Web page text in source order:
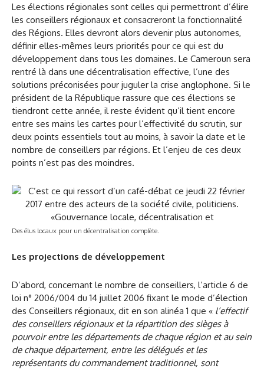
Les élections régionales sont celles qui permettront d’élire
les conseillers régionaux et consacreront la fonctionnalité
des Régions. Elles devront alors devenir plus autonomes,
définir elles-mêmes leurs priorités pour ce qui est du
développement dans tous les domaines. Le Cameroun sera
rentré là dans une décentralisation effective, l’une des
solutions préconisées pour juguler la crise anglophone. Si le
président de la République rassure que ces élections se
tiendront cette année, il reste évident qu’il tient encore
entre ses mains les cartes pour l’effectivité du scrutin, sur
deux points essentiels tout au moins, à savoir la date et le
nombre de conseillers par régions. Et l’enjeu de ces deux
points n’est pas des moindres.
Des élus locaux pour un décentralisation complète.
Les projections de développement
D’abord, concernant le nombre de conseillers, l’article 6 de
loi n° 2006/004 du 14 juillet 2006 fixant le mode d’élection
des Conseillers régionaux, dit en son alinéa 1 que « l’effectif
des conseillers régionaux et la répartition des sièges à
pourvoir entre les départements de chaque région et au sein
de chaque département, entre les délégués et les
représentants du commandement traditionnel, sont